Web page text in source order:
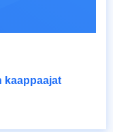
kaappaajat